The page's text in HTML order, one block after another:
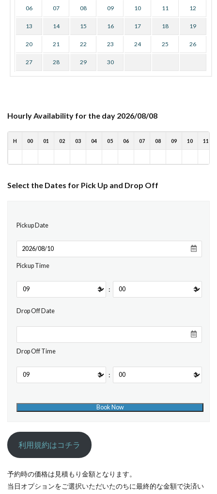
06 07 08 09 10 11 12
13 14 15 16 17 18 19
20 21 22 23 24 25 26
27 28 29 30
Hourly Availability for the day 2026/08/08
H 00 01 02 03 04 05 06 07 08 09 10 11
Select the Dates for Pick Up and Drop Off
Pickup Date
Pickup Time
:
Drop Off Date
Drop Off Time
:
利用規約はコチラ
予約時の価格は見積もり金額となります。
当日オプションをご選択いただいたのちに最終的な金額で決済い